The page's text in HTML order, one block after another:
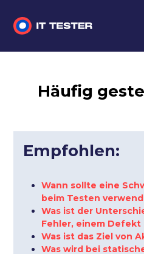
Automatisiertes Testen
Vorstellungsgespräch
Häufig
Empfohlen:
Wann sollte eine
beim Testen
Was ist der
Fehler, einem Defekt
Was ist das Ziel von
Was wird bei